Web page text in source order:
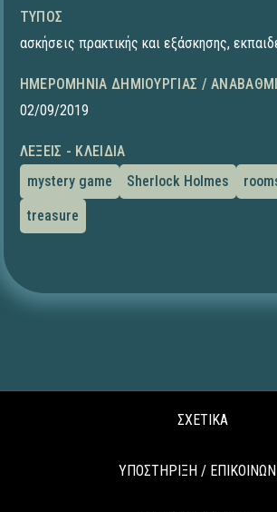
ΤΎΠΟΣ
ασκήσεις πρακτικής και εξάσκησης,
ΗΜΕΡΟΜΗΝΊΑ ΔΗΜΙΟΥΡΓΊΑΣ /
02/09/2019
ΛΈΞΕΙΣ - ΚΛΕΙΔΙΆ
mystery game
Sherlock Holmes
treasure
ΣΧΕΤΙΚΑ
ΥΠΟΣΤΗΡΙΞΗ /